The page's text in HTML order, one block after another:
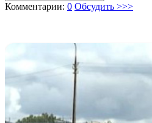
Комментарии: 0 Обсудить >>>